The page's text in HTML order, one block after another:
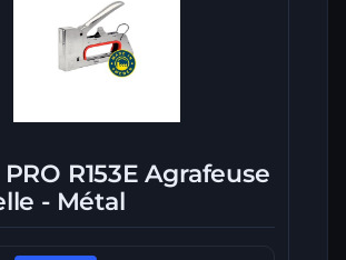
R153E Agrafeuse
- Métal